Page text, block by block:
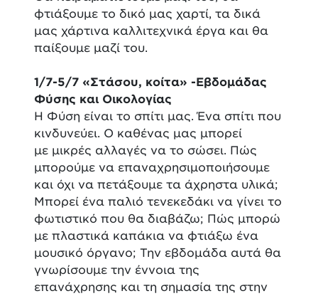
φτιάξουμε το δικό μας χαρτί, τα δικά
μας χάρτινα καλλιτεχνικά έργα και θα
παίξουμε μαζί του.
1/7-5/7 «Στάσου, κοίτα» -Εβδομάδας
Φύσης και Οικολογίας
Η Φύση είναι το σπίτι μας. Ένα σπίτι που
κινδυνεύει. Ο καθένας μας μπορεί
με μικρές αλλαγές να το σώσει. Πώς
μπορούμε να επαναχρησιμοποιήσουμε
και όχι να πετάξουμε τα άχρηστα υλικά;
Μπορεί ένα παλιό τενεκεδάκι να γίνει το
φωτιστικό που θα διαβάζω; Πώς μπορώ
με πλαστικά καπάκια να φτιάξω ένα
μουσικό όργανο; Την εβδομάδα αυτά θα
γνωρίσουμε την έννοια της
επανάχρησης και τη σημασία της στην